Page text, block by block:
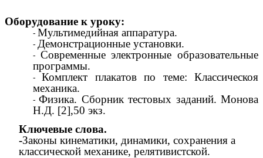
Оборудование к уроку:
Мультимедийная аппаратура.
Демонстрационные установки.
Современные электронные образовательные
программы.
Комплект плакатов по теме: Классическоя
механика.
Физика. Сборник тестовых заданий. Монова
Н.Д. [2],50 экз.
Ключевые слова.
-Законы кинематики, динамики, сохранения а
классической механике, релятивистской.